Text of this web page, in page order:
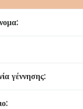
γέννησης: